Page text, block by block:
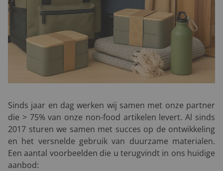
Sinds jaar en dag werken wij samen met onze partner
die > 75% van onze non-food artikelen levert. Al sinds
2017 sturen we samen met succes op de ontwikkeling
en het versnelde gebruik van duurzame materialen.
Een aantal voorbeelden die u terugvindt in ons huidige
aanbod: